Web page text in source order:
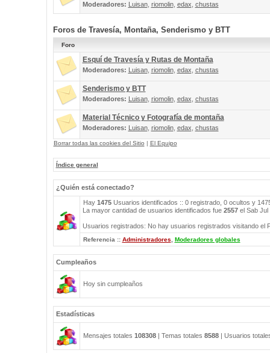
Moderadores: Luisan, riomolin, edax chustas
Foros de Travesía, Montaña, Senderismo y BTT
Foro
Esquí de Travesía y Rutas de Montaña
Moderadores: Luisan, riomolin, edax chustas
Senderismo y BTT
Moderadores: Luisan, riomolin, edax chustas
Material Técnico y Fotografía de montaña
Moderadores: Luisan, riomolin, edax chustas
Borrar todas las cookies del Sitio | El Equipo
Índice general
¿Quién está conectado?
Hay 1475Usuarios identificados :: 0 registrado, 0 ocultos y
La mayor cantidad de usuarios identificados fue 2557el Sab Jul
Usuarios registrados: No hay usuarios registrados visitando el
Referencia :: Administradores Moderadores globales
Cumpleaños
Hoy sin cumpleaños
Estadísticas
Mensajes totales 108308| Temas totales 8588| Usuarios